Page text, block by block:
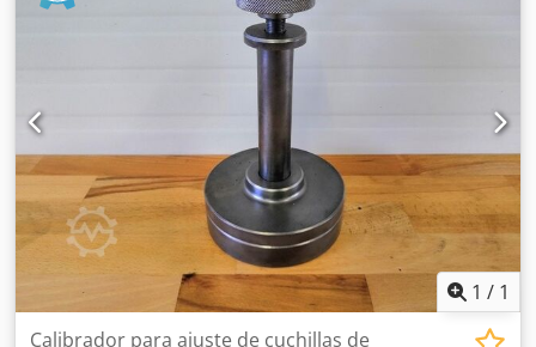
1 / 1
Calibrador para ajuste de cuchillas de